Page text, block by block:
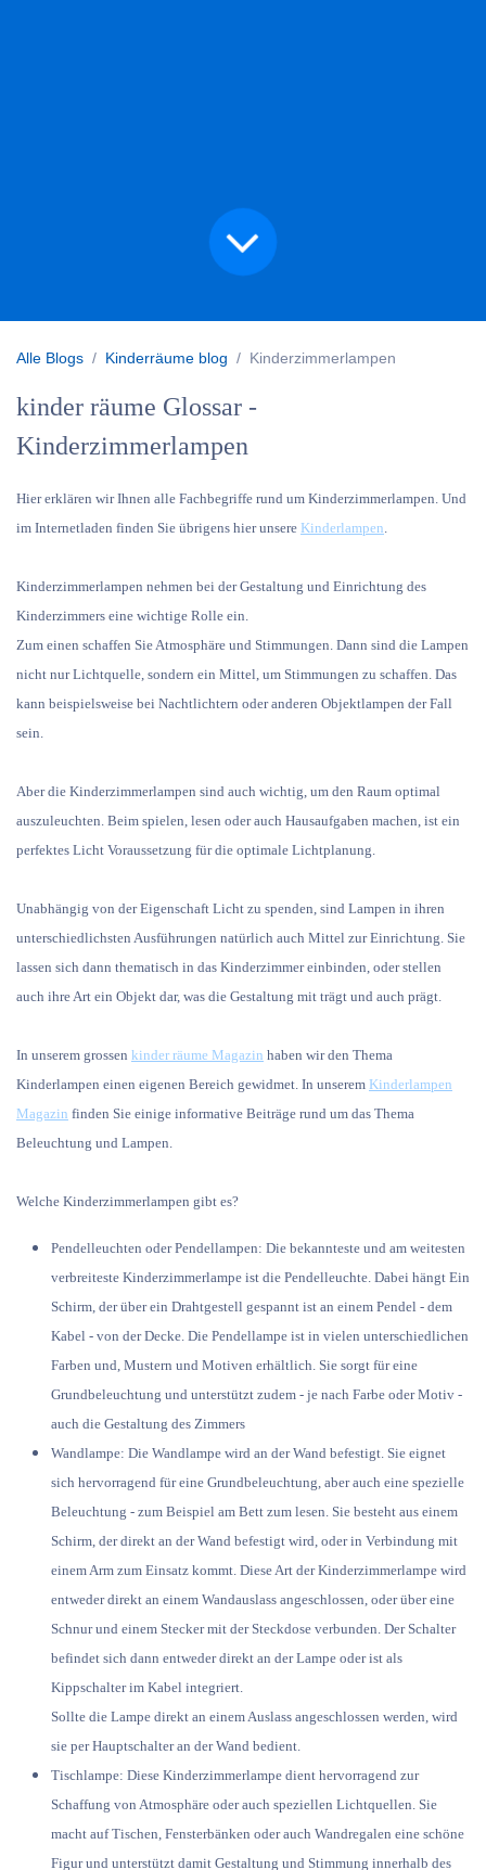
Alle Blogs Kinderräume blog Kinderzimmerlampen
kinder räume Glossar -
Kinderzimmerlampen
Hier erklären wir Ihnen alle Fachbegriffe rund um Kinderzimmerlampen. Und
im Internetladen finden Sie übrigens hier unsere Kinderlampen.
Kinderzimmerlampen nehmen bei der Gestaltung und Einrichtung des
Kinderzimmers eine wichtige Rolle ein.
Zum einen schaffen Sie Atmosphäre und Stimmungen. Dann sind die Lampen
nicht nur Lichtquelle, sondern ein Mittel, um Stimmungen zu schaffen. Das
kann beispielsweise bei Nachtlichtern oder anderen Objektlampen der Fall
sein.
Aber die Kinderzimmerlampen sind auch wichtig, um den Raum optimal
auszuleuchten. Beim spielen, lesen oder auch Hausaufgaben machen, ist ein
perfektes Licht Voraussetzung für die optimale Lichtplanung.
Unabhängig von der Eigenschaft Licht zu spenden, sind Lampen in ihren
unterschiedlichsten Ausführungen natürlich auch Mittel zur Einrichtung. Sie
lassen sich dann thematisch in das Kinderzimmer einbinden, oder stellen
auch ihre Art ein Objekt dar, was die Gestaltung mit trägt und auch prägt.
In unserem grossen kinder räume Magazin haben wir den Thema
Kinderlampen einen eigenen Bereich gewidmet. In unserem Kinderlampen
Magazin finden Sie einige informative Beiträge rund um das Thema
Beleuchtung und Lampen.
Welche Kinderzimmerlampen gibt es?
Pendelleuchten oder Pendellampen: Die bekannteste und am weitesten
verbreiteste Kinderzimmerlampe ist die Pendelleuchte. Dabei hängt Ein
Schirm, der über ein Drahtgestell gespannt ist an einem Pendel - dem
Kabel - von der Decke. Die Pendellampe ist in vielen unterschiedlichen
Farben und, Mustern und Motiven erhältlich. Sie sorgt für eine
Grundbeleuchtung und unterstützt zudem - je nach Farbe oder Motiv -
auch die Gestaltung des Zimmers
Wandlampe: Die Wandlampe wird an der Wand befestigt. Sie eignet
sich hervorragend für eine Grundbeleuchtung, aber auch eine spezielle
Beleuchtung - zum Beispiel am Bett zum lesen. Sie besteht aus einem
Schirm, der direkt an der Wand befestigt wird, oder in Verbindung mit
einem Arm zum Einsatz kommt. Diese Art der Kinderzimmerlampe wird
entweder direkt an einem Wandauslass angeschlossen, oder über eine
Schnur und einem Stecker mit der Steckdose verbunden. Der Schalter
befindet sich dann entweder direkt an der Lampe oder ist als
Kippschalter im Kabel integriert.
Sollte die Lampe direkt an einem Auslass angeschlossen werden, wird
sie per Hauptschalter an der Wand bedient.
Tischlampe: Diese Kinderzimmerlampe dient hervorragend zur
Schaffung von Atmosphäre oder auch speziellen Lichtquellen. Sie
macht auf Tischen, Fensterbänken oder auch Wandregalen eine schöne
Figur und unterstützt damit Gestaltung und Stimmung innerhalb des